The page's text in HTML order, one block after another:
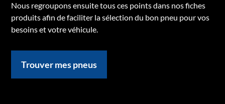
Nous regroupons ensuite tous ces points dans nos fiches
produits afin de faciliter la sélection du bon pneu pour vos
besoins et votre véhicule.
Trouver mes pneus